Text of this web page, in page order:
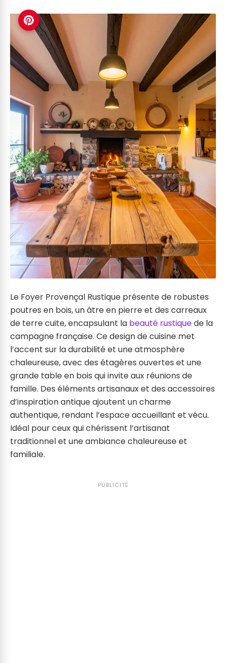
Le Foyer Provençal Rustique présente de robustes
poutres en bois, un âtre en pierre et des carreaux
de terre cuite, encapsulant la beauté rustiquede la
campagne française. Ce design de cuisine met
l’accent sur la durabilité et une atmosphère
chaleureuse, avec des étagères ouvertes et une
grande table en bois qui invite aux réunions de
famille. Des éléments artisanaux et des accessoires
d’inspiration antique ajoutent un charme
authentique, rendant l’espace accueillant et vécu.
Idéal pour ceux qui chérissent l’artisanat
traditionnel et une ambiance chaleureuse et
familiale.
PUBLICITÉ